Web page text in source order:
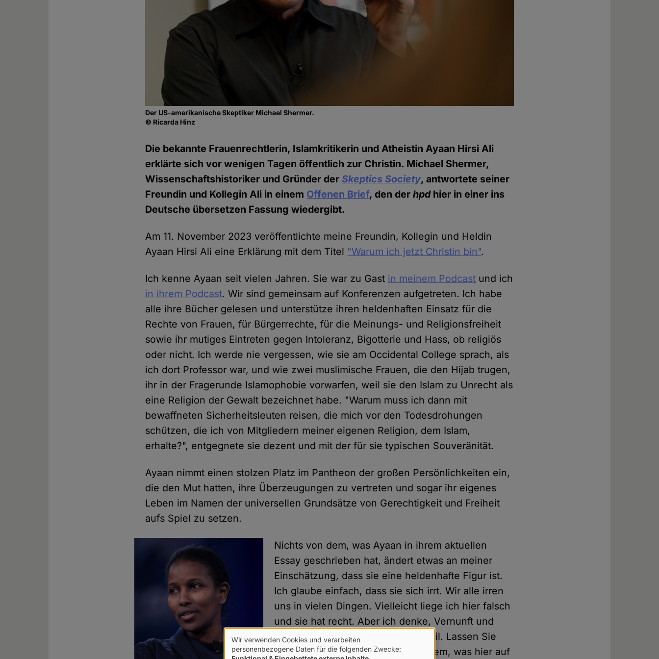
Der US-amerikanische Skeptiker Michael Shermer.
© Ricarda Hinz
Die bekannte Frauenrechtlerin, Islamkritikerin und Atheistin Ayaan Hirsi Ali
erklärte sich vor wenigen Tagen öffentlich zur Christin. Michael Shermer,
Wissenschaftshistoriker und Gründer derSkeptics Society, antwortete seiner
Freundin und Kollegin Ali in einem Offenen Brief, den derhpdhier in einer ins
Deutsche übersetzen Fassung wiedergibt.
Am 11. November 2023 veröffentlichte meine Freundin, Kollegin und Heldin
Ayaan Hirsi Ali eine Erklärung mit dem Titel "Warum ich jetzt Christin bin".
Ich kenne Ayaan seit vielen Jahren. Sie war zu Gast in meinem Podcast und ich
in ihrem Podcast. Wir sind gemeinsam auf Konferenzen aufgetreten. Ich habe
alle ihre Bücher gelesen und unterstütze ihren heldenhaften Einsatz für die
Rechte von Frauen, für Bürgerrechte, für die Meinungs- und Religionsfreiheit
sowie ihr mutiges Eintreten gegen Intoleranz, Bigotterie und Hass, ob religiös
oder nicht. Ich werde nie vergessen, wie sie am Occidental College sprach, als
ich dort Professor war, und wie zwei muslimische Frauen, die den Hijab trugen,
ihr in der Fragerunde Islamophobie vorwarfen, weil sie den Islam zu Unrecht als
eine Religion der Gewalt bezeichnet habe. "Warum muss ich dann mit
bewaffneten Sicherheitsleuten reisen, die mich vor den Todesdrohungen
schützen, die ich von Mitgliedern meiner eigenen Religion, dem Islam,
erhalte?", entgegnete sie dezent und mit der für sie typischen Souveränität.
Ayaan nimmt einen stolzen Platz im Pantheon der großen Persönlichkeiten ein,
die den Mut hatten, ihre Überzeugungen zu vertreten und sogar ihr eigenes
Leben im Namen der universellen Grundsätze von Gerechtigkeit und Freiheit
aufs Spiel zu setzen.
Nichts von dem, was Ayaan in ihrem aktuellen
Essay geschrieben hat, ändert etwas an meiner
Einschätzung, dass sie eine heldenhafte Figur ist.
Ich glaube einfach, dass sie sich irrt. Wir alle irren
uns in vielen Dingen. Vielleicht liege ich hier falsch
und sie hat recht. Aber ich denke, Vernunft und
Geschichte beweisen das Gegenteil. Lassen Sie
mich im Geiste des Respekts vor dem, was hier auf
Verwendung
Wir verwenden Cookies und verarbeiten
personenbezogene Daten für die folgenden Zwecke: